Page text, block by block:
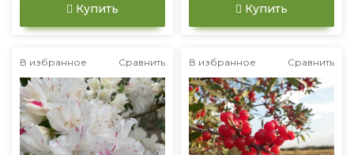
Купить Купить
В избранное Сравнить В избранное Сравнить